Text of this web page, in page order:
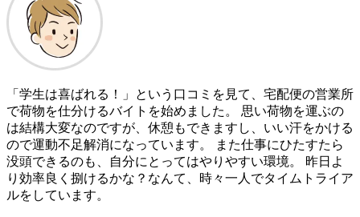
「学生は喜ばれる！」という口コミを見て、宅配便の営業所
で荷物を仕分けるバイトを始めました。 思い荷物を運ぶの
は結構大変なのですが、休憩もできますし、いい汗をかける
ので運動不足解消になっています。 また仕事にひたすたら
没頭できるのも、自分にとってはやりやすい環境。 昨日よ
り効率良く捌けるかな？なんて、時々一人でタイムトライア
ルをしています。